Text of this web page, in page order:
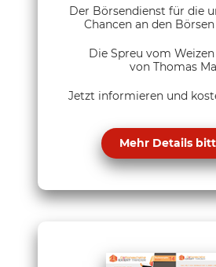
Der Börsendienst für die
Chancen an den
Die Spreu vom
von Thomas
Jetzt informieren und
Mehr Details